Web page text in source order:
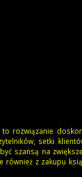
rozwiązanie
setki
szansą na
również z zakupu